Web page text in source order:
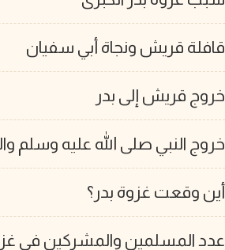
قافلة قريش ونجاة أبي سفيان
خروج قريش إلى بدر
خروج النبي صلى الله عليه وسلم
أين وقعت غزوة بدر؟
عدد المسلمين والمشركين في